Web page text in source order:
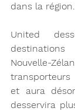
dans la région.
United
Nouvelle-
et aura
desservira